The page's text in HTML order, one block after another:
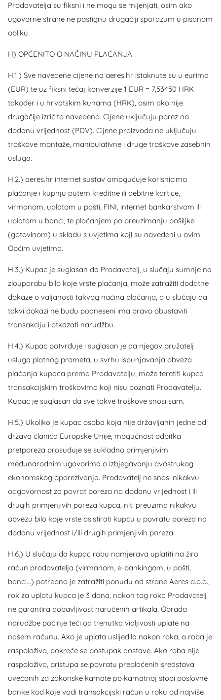
Prodavatelja su fiksni i ne mogu se mijenjati, osim ako
ugovorne strane ne postignu drugačiji sporazum u pisanom
obliku.
H) OPĆENITO O NAČINU PLAĆANJA
H.1.) Sve navedene cijene na aeres.hr istaknute su u eurima
(EUR) te uz fiksni tečaj konverzije 1 EUR = 7,53450 HRK
također i u hrvatskim kunama (HRK), osim ako nije
drugačije izričito navedeno. Cijene uključuju porez na
dodanu vrijednost (PDV). Cijene proizvoda ne uključuju
troškove montaže, manipulativne i druge troškove zasebnih
usluga.
H.2.) aeres.hr internet sustav omogućuje korisnicima
plaćanje i kupnju putem kreditne ili debitne kartice,
virmanom, uplatom u pošti, FINI, internet bankarstvom ili
uplatom u banci, te plaćanjem po preuzimanju pošiljke
(gotovinom) u skladu s uvjetima koji su navedeni u ovim
Općim uvjetima.
H.3.) Kupac je suglasan da Prodavatelj, u slučaju sumnje na
zlouporabu bilo koje vrste plaćanja, može zatražiti dodatne
dokaze o valjanosti takvog načina plaćanja, a u slučaju da
takvi dokazi ne budu podneseni ima pravo obustaviti
transakciju i otkazati narudžbu.
H.4.) Kupac potvrđuje i suglasan je da njegov pružatelj
usluga platnog prometa, u svrhu ispunjavanja obveza
plaćanja kupaca prema Prodavatelju, može teretiti kupca
transakcijskim troškovima koji nisu poznati Prodavatelju.
Kupac je suglasan da sve takve troškove snosi sam.
H.5.) Ukoliko je kupac osoba koja nije državljanin jedne od
država članica Europske Unije, mogućnost odbitka
pretporeza prosuđuje se sukladno primjenjivim
međunarodnim ugovorima o izbjegavanju dvostrukog
ekonomskog oporezivanja. Prodavatelj ne snosi nikakvu
odgovornost za povrat poreza na dodanu vrijednost i ili
drugih primjenjivih poreza kupca, niti preuzima nikakvu
obvezu bilo koje vrste asistirati kupcu u povratu poreza na
dodanu vrijednost i/ili drugih primjenjivih poreza.
H.6.) U slučaju da kupac robu namjerava uplatiti na žiro
račun prodavatelja (virmanom, e-bankingom, u pošti,
banci...) potrebno je zatražiti ponudu od strane Aeres d.o.o.,
rok za uplatu kupca je 3 dana, nakon tog roka Prodavatelj
ne garantira dobavljivost naručenih artikala. Obrada
narudžbe počinje teći od trenutka vidljivosti uplate na
našem računu. Ako je uplata uslijedila nakon roka, a roba je
raspoloživa, pokreće se postupak dostave. Ako roba nije
raspoloživa, pristupa se povratu preplaćenih sredstava
uvećanih za zakonske kamate po kamatnoj stopi poslovne
banke kod koje vodi transakcijski račun u roku od najviše